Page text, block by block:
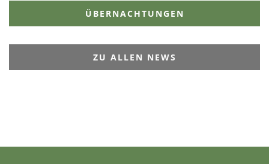
ÜBERNACHTUNGEN
ZU ALLEN NEWS